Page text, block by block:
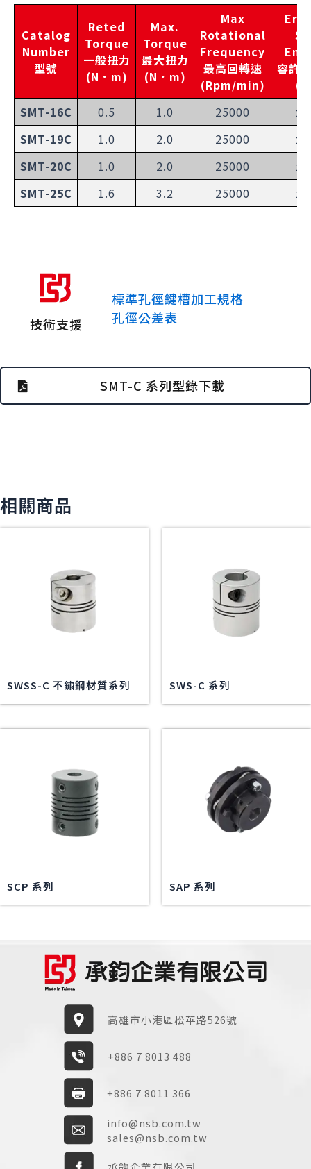
Catalog
Number
型號
Reted
Torque
一般扭力
(N．m)
Max.
Torque
最大扭力
(N．m)
Max
Rotational
Frequency
最高回轉速
(Rpm/min)
容許
SMT-16C
0.5 1.0 25000
SMT-19C
1.0 2.0 25000
SMT-20C
1.0 2.0 25000
SMT-25C
1.6 3.2 25000
技術支援
標準孔徑鍵槽加工規格
孔徑公差表
SMT-C 系列型錄下載
相關商品
SWSS-C 不鏽鋼材質系列 SWS-C 系列
SCP 系列 SAP 系列
高雄市小港區松華路526號
+886 7 8013 488
+886 7 8011 366
info@nsb.com.tw
sales@nsb.com.tw